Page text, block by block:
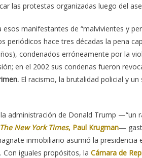
las protestas organizadas luego del
esos manifestantes de “malvivientes y
periódicos hace tres décadas la pena
condenados erróneamente por la
en el 2002 sus condenas fueron
El racismo, la brutalidad policial y
administración de Donald Trump —“un
The New York Times, Paul Krugman—
inmobiliario asumió la
. Con iguales propósitos, la Cámara de